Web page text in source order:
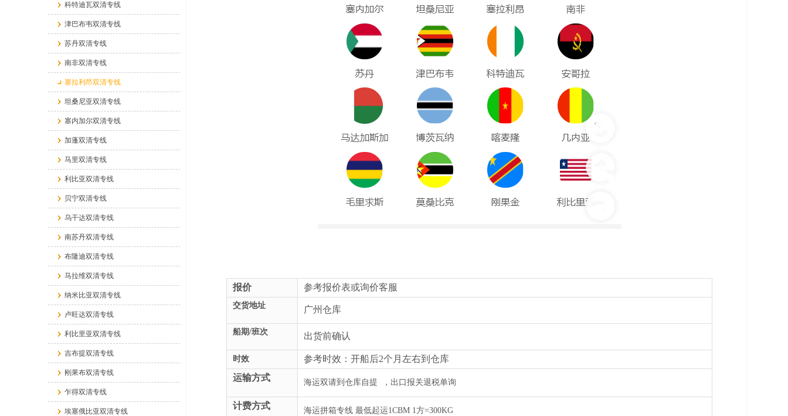
科特迪瓦双清专线
津巴布韦双清专线
苏丹双清专线
南非双清专线
塞拉利昂双清专线
坦桑尼亚双清专线
塞内加尔双清专线
加蓬双清专线
马里双清专线
利比亚双清专线
贝宁双清专线
乌干达双清专线
南苏丹双清专线
布隆迪双清专线
马拉维双清专线
纳米比亚双清专线
卢旺达双清专线
利比里亚双清专线
吉布提双清专线
刚果布双清专线
乍得双清专线
埃塞俄比亚双清专线
报价 参考报价表或询价客服
交货地址 广州仓库
船期/班次 出货前确认
时效
参考时效：开船后2个月左右到仓库
运输方式
海运双请到仓库自提 ，出口报关退税单询
计费方式 海运拼箱专线 最低起运1CBM 1方=300KG